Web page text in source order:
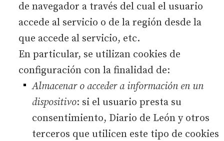
de navegador a través del cual el usuario
accede al servicio o de la región desde la
que accede al servicio, etc.
En particular, se utilizan cookies de
configuración con la finalidad de:
Almacenar o acceder a información en un
dispositivo: si el usuario presta su
consentimiento, Diario de León y otros
terceros que utilicen este tipo de cookies